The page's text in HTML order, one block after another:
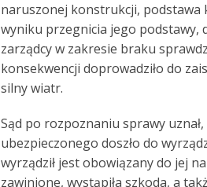
naruszonej konstrukcji, podstawa
wyniku przegnicia jego podstawy,
zarządcy w zakresie braku
konsekwencji doprowadziło do
silny wiatr.
Sąd po rozpoznaniu sprawy
ubezpieczonego doszło do
wyrządził jest obowiązany do jej
zawinione, wystąpiła szkoda, a